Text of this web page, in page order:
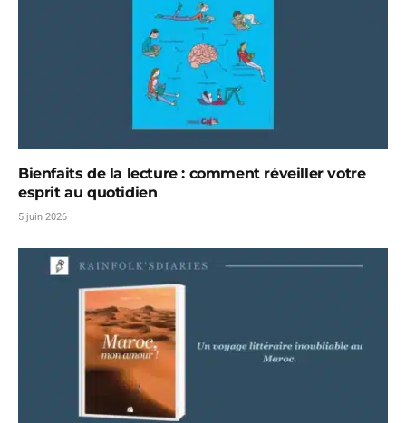
Bienfaits de la lecture : comment réveiller votre
esprit au quotidien
5 juin 2026